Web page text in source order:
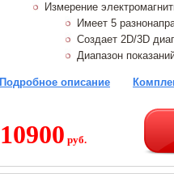
Измерение
Имеет 5
Создает 2D/3D
Диапазон
Подробное описание
10900 руб.